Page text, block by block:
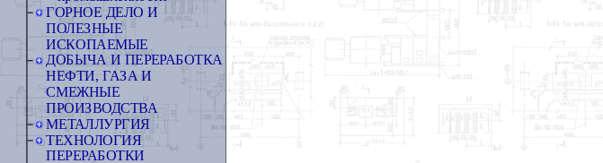
ГОРНОЕ ДЕЛО И
ПОЛЕЗНЫЕ
ИСКОПАЕМЫЕ
ДОБЫЧА И ПЕРЕРАБОТКА
НЕФТИ, ГАЗА И
СМЕЖНЫЕ
ПРОИЗВОДСТВА
МЕТАЛЛУРГИЯ
ТЕХНОЛОГИЯ
ПЕРЕРАБОТКИ